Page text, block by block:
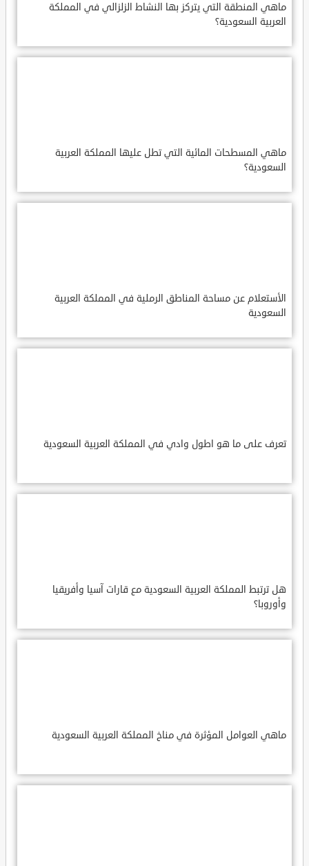
ماهي المنطقة التي يتركز بها النشاط الزلزالي في المملكة
العربية السعودية؟
ماهي المسطحات المائية التي تطل عليها المملكة العربية
السعودية؟
الأستعلام عن مساحة المناطق الرملية في المملكة العربية
السعودية
تعرف على ما هو اطول وادي في المملكة العربية السعودية
هل ترتبط المملكة العربية السعودية مع قارات آسيا وأفريقيا
وأوروبا؟
ماهي العوامل المؤثرة في مناخ المملكة العربية السعودية